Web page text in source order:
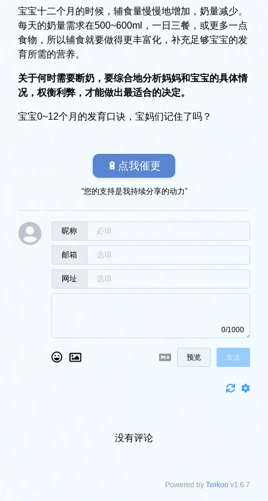
宝宝十二个月的时候，辅食量慢慢地增加，奶量减少。
每天的奶量需求在500~600ml，一日三餐，或更多一点
食物，所以辅食就要做得更丰富化，补充足够宝宝的发
育所需的营养。
关于何时需要断奶，要综合地分析妈妈和宝宝的具体情
况，权衡利弊，才能做出最适合的决定。
宝宝0~12个月的发育口诀，宝妈们记住了吗？
🔋点我催更
“您的支持是我持续分享的动力”
昵称
邮箱
网址
0/1000
预览 发送
没有评论
Powered by Twikoo v1.6.7